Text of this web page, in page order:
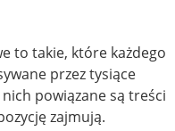
to takie, które każdego
przez tysiące
powiązane są treści
zajmują.